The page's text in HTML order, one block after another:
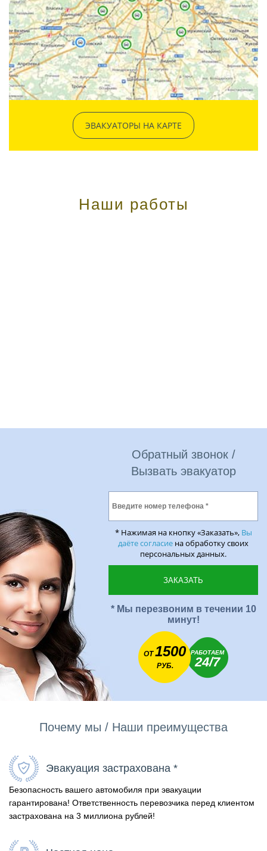
ЭВАКУАТОРЫ НА КАРТЕ
Наши работы
Обратный звонок /
Вызвать эвакуатор
* Нажимая на кнопку «Заказать», Вы
даёте согласие на обработку своих
персональных данных.
* Мы перезвоним в течении 10
минут!
ОТ1500
РУБ.
РАБОТАЕМ
24/7
Почему мы / Наши преимущества
Эвакуация застрахована *
Безопасность вашего автомобиля при эвакуации
гарантирована! Ответственность перевозчика перед клиентом
застрахована на 3 миллиона рублей!